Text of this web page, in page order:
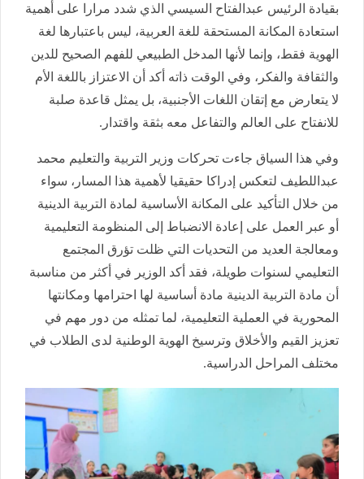
بقيادة الرئيس عبدالفتاح السيسي الذي شدد مرارا على أهمية
استعادة المكانة المستحقة للغة العربية، ليس باعتبارها لغة
الهوية فقط، وإنما لأنها المدخل الطبيعي للفهم الصحيح للدين
والثقافة والفكر، وفي الوقت ذاته أكد أن الاعتزاز باللغة الأم
لا يتعارض مع إتقان اللغات الأجنبية، بل يمثل قاعدة صلبة
للانفتاح على العالم والتفاعل معه بثقة واقتدار.
وفي هذا السياق جاءت تحركات وزير التربية والتعليم محمد
عبداللطيف لتعكس إدراكا حقيقيا لأهمية هذا المسار، سواء
من خلال التأكيد على المكانة الأساسية لمادة التربية الدينية
أو عبر العمل على إعادة الانضباط إلى المنظومة التعليمية
ومعالجة العديد من التحديات التي ظلت تؤرق المجتمع
التعليمي لسنوات طويلة، فقد أكد الوزير في أكثر من مناسبة
أن مادة التربية الدينية مادة أساسية لها احترامها ومكانتها
المحورية في العملية التعليمية، لما تمثله من دور مهم في
تعزيز القيم والأخلاق وترسيخ الهوية الوطنية لدى الطلاب في
مختلف المراحل الدراسية.